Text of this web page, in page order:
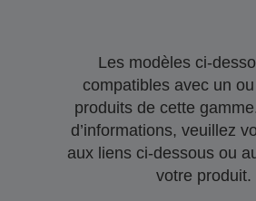
Les modèles ci-
compatibles avec un
produits de cette
d’informations, veuillez
aux liens ci-dessous ou
votre produit.